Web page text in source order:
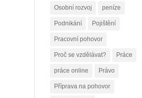
Osobní rozvoj peníze
Podnikání Pojištění
Pracovní pohovor
Proč se vzdělávat? Práce
práce online Právo
Příprava na pohovor